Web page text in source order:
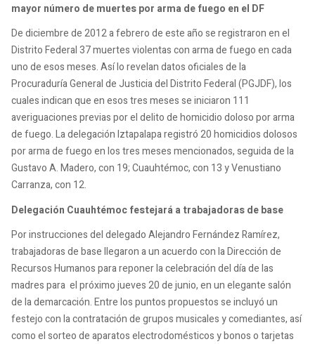
mayor número de muertes por arma de fuego en el DF
De diciembre de 2012 a febrero de este año se registraron en el
Distrito Federal 37 muertes violentas con arma de fuego en cada
uno de esos meses. Así lo revelan datos oficiales de la
Procuraduría General de Justicia del Distrito Federal (PGJDF), los
cuales indican que en esos tres meses se iniciaron 111
averiguaciones previas por el delito de homicidio doloso por arma
de fuego. La delegación Iztapalapa registró 20 homicidios dolosos
por arma de fuego en los tres meses mencionados, seguida de la
Gustavo A. Madero, con 19; Cuauhtémoc, con 13 y Venustiano
Carranza, con 12.
Delegación Cuauhtémoc festejará a trabajadoras de base
Por instrucciones del delegado Alejandro Fernández Ramírez,
trabajadoras de base llegaron a un acuerdo con la Dirección de
Recursos Humanos para reponer la celebración del día de las
madres para el próximo jueves 20 de junio, en un elegante salón
de la demarcación. Entre los puntos propuestos se incluyó un
festejo con la contratación de grupos musicales y comediantes, así
como el sorteo de aparatos electrodomésticos y bonos o tarjetas